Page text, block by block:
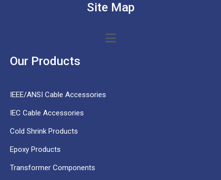
Site Map
Our Products
IEEE/ANSI Cable Accessories
IEC Cable Accessories
Cold Shrink Products
Epoxy Products
Transformer Components